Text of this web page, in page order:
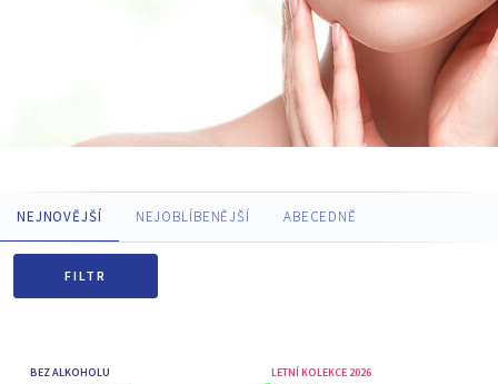
NEJNOVĚJŠÍ NEJOBLÍBENĚJŠÍ ABECEDNĚ
FILTR
BEZ ALKOHOLU
LETNÍ KOLEKCE 2026